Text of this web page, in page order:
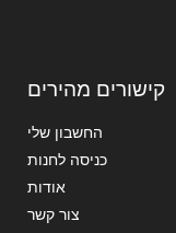
קישורים מהירים
החשבון שלי
כניסה לחנות
אודות
צור קשר